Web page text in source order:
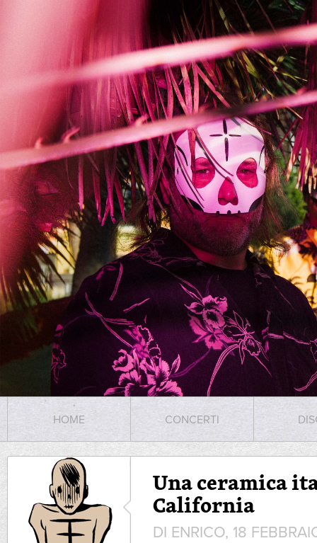
HOME CONCERTI
Una ceramica
California
DI ENRICO, 18